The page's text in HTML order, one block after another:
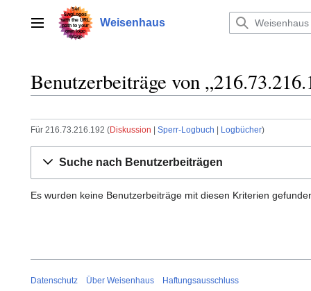
springenHauptmenü Weisenhaus
Benutzerbeiträge von
Für 216.73.216.192 Diskussion Sperr-Logbuch Logbücher
Suche nach Benutzerbeiträgen
Es wurden keine Benutzerbeiträge mit diesen Kriterien
Datenschutz Über Weisenhaus Haftungsausschluss